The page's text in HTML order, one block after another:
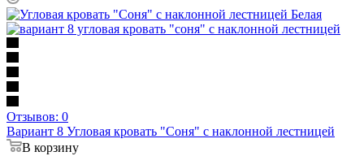
Отзывов: 0
Вариант 8 Угловая кровать "Соня" с наклонной лестницей
В корзину